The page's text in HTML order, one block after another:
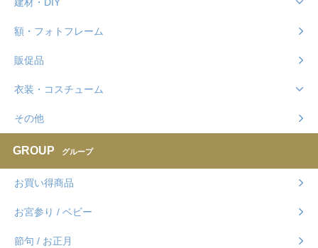
建材・DIY
額・フォトフレーム
販促品
衣装・コスチューム
その他
GROUP グループ
お買い得商品
お宮参り / ベビー
節句 / お正月